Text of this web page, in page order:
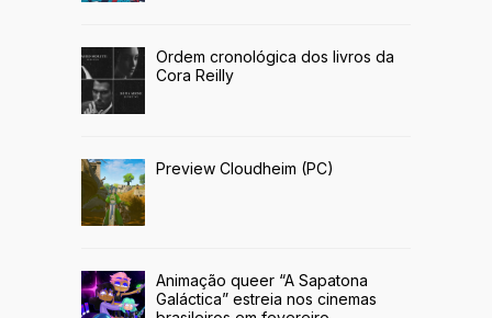
Ordem cronológica dos livros da
Cora Reilly
Preview Cloudheim (PC)
Animação queer “A Sapatona
Galáctica” estreia nos cinemas